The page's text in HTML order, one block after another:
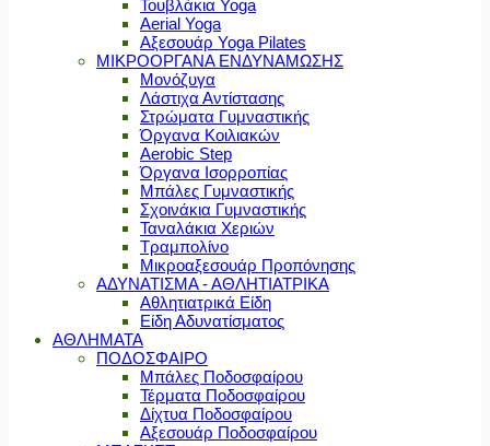
Τουβλάκια Yoga
Aerial Yoga
Αξεσουάρ Yoga Pilates
ΜΙΚΡΟΟΡΓΑΝΑ ΕΝΔΥΝΑΜΩΣΗΣ
Μονόζυγα
Λάστιχα Αντίστασης
Στρώματα Γυμναστικής
Όργανα Κοιλιακών
Aerobic Step
Όργανα Ισορροπίας
Μπάλες Γυμναστικής
Σχοινάκια Γυμναστικής
Ταναλάκια Χεριών
Τραμπολίνο
Μικροαξεσουάρ Προπόνησης
ΑΔΥΝΑΤΙΣΜΑ - ΑΘΛΗΤΙΑΤΡΙΚΑ
Αθλητιατρικά Είδη
Είδη Αδυνατίσματος
ΑΘΛΗΜΑΤΑ
ΠΟΔΟΣΦΑΙΡΟ
Μπάλες Ποδοσφαίρου
Τέρματα Ποδοσφαίρου
Δίχτυα Ποδοσφαίρου
Αξεσουάρ Ποδοσφαίρου